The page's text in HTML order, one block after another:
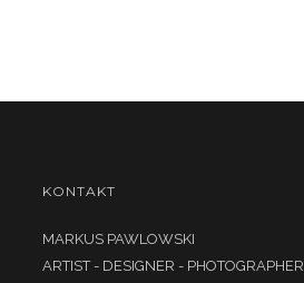
KONTAKT
MARKUS PAWLOWSKI
ARTIST - DESIGNER - PHOTOGRAPHER